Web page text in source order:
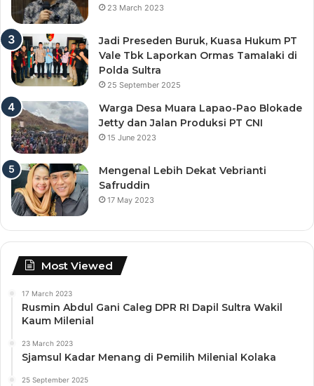
23 March 2023
Jadi Preseden Buruk, Kuasa Hukum PT
Vale Tbk Laporkan Ormas Tamalaki di
Polda Sultra
25 September 2025
Warga Desa Muara Lapao-Pao Blokade
Jetty dan Jalan Produksi PT CNI
15 June 2023
Mengenal Lebih Dekat Vebrianti
Safruddin
17 May 2023
Most Viewed
17 March 2023
Rusmin Abdul Gani Caleg DPR RI Dapil Sultra Wakil
Kaum Milenial
23 March 2023
Sjamsul Kadar Menang di Pemilih Milenial Kolaka
25 September 2025